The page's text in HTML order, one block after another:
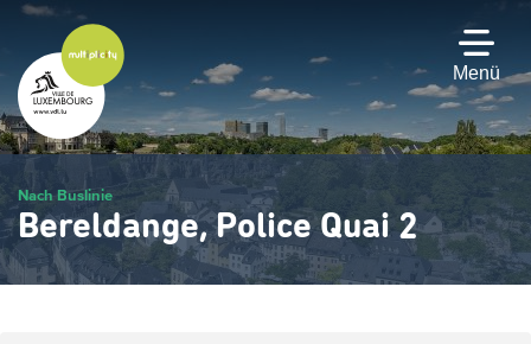
Zum
Hauptinhalt
gehen
Menü
Nach Buslinie
Bereldange, Police Quai 2